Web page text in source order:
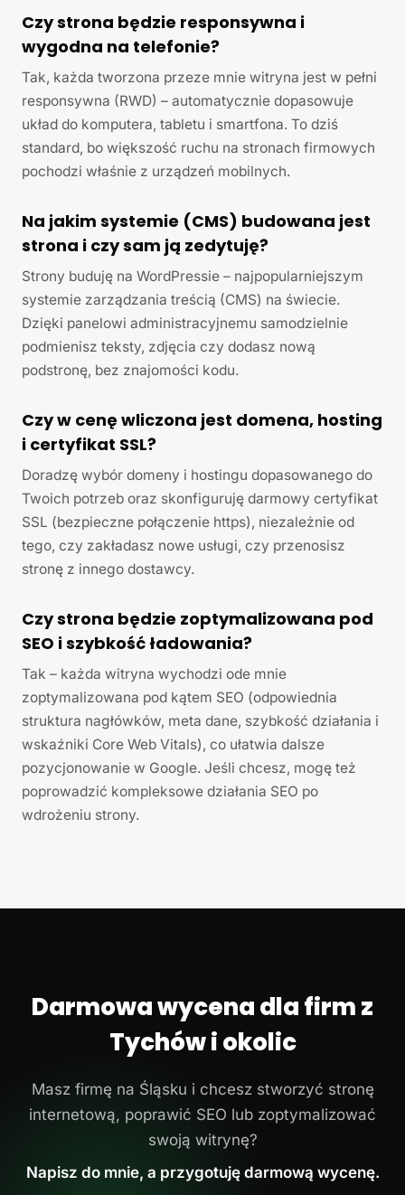
Czy strona będzie responsywna i
wygodna na telefonie?
Tak, każda tworzona przeze mnie witryna jest w pełni
responsywna (RWD) – automatycznie dopasowuje
układ do komputera, tabletu i smartfona. To dziś
standard, bo większość ruchu na stronach firmowych
pochodzi właśnie z urządzeń mobilnych.
Na jakim systemie (CMS) budowana jest
strona i czy sam ją zedytuję?
Strony buduję na WordPressie – najpopularniejszym
systemie zarządzania treścią (CMS) na świecie.
Dzięki panelowi administracyjnemu samodzielnie
podmienisz teksty, zdjęcia czy dodasz nową
podstronę, bez znajomości kodu.
Czy w cenę wliczona jest domena, hosting
i certyfikat SSL?
Doradzę wybór domeny i hostingu dopasowanego do
Twoich potrzeb oraz skonfiguruję darmowy certyfikat
SSL (bezpieczne połączenie https), niezależnie od
tego, czy zakładasz nowe usługi, czy przenosisz
stronę z innego dostawcy.
Czy strona będzie zoptymalizowana pod
SEO i szybkość ładowania?
Tak – każda witryna wychodzi ode mnie
zoptymalizowana pod kątem SEO (odpowiednia
struktura nagłówków, meta dane, szybkość działania i
wskaźniki Core Web Vitals), co ułatwia dalsze
pozycjonowanie w Google. Jeśli chcesz, mogę też
poprowadzić kompleksowe działania SEO po
wdrożeniu strony.
Darmowa wycena dla firm z
Tychów i okolic
Masz firmę na Śląsku i chcesz stworzyć stronę
internetową, poprawić SEO lub zoptymalizować
swoją witrynę?
Napisz do mnie, a przygotuję darmową wycenę.